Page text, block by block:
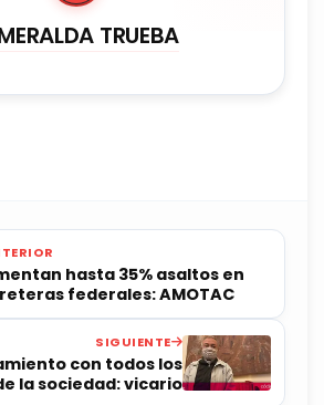
TRUEBA
hasta 35% asaltos en
federales: AMOTAC
SIGUIENTE
con todos los
la sociedad: vicario